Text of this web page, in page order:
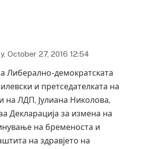
October 27, 2016 12:54
Либерално-демократската
и претседателката на
ЛДП, Јулиана Николова,
Декларација за измена на
на бременоста и
на здравјето на